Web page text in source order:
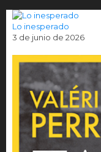
Lo inesperado
3 de junio de 2026